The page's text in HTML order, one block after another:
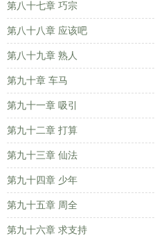
第八十七章 巧宗
第八十八章 应该吧
第八十九章 熟人
第九十章 车马
第九十一章 吸引
第九十二章 打算
第九十三章 仙法
第九十四章 少年
第九十五章 周全
第九十六章 求支持